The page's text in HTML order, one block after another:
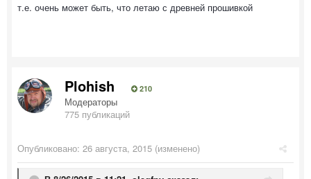
т.е. очень может быть, что летаю с древней прошивкой
Plohish 210
Модераторы
775 публикаций
Опубликовано: 26 августа, 2015 (изменено)